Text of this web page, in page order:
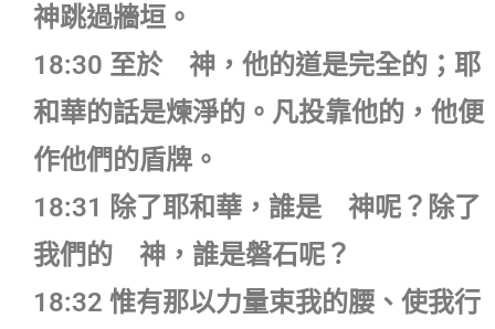
神跳過牆垣。
18:30 至於 神，他的道是完全的；耶
和華的話是煉淨的。凡投靠他的，他便
作他們的盾牌。
18:31 除了耶和華，誰是 神呢？除了
我們的 神，誰是磐石呢？
18:32 惟有那以力量束我的腰、使我行